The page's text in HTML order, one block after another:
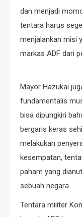
dan menjadi
tentara harus
menjalankan misi
markas ADF dari
Mayor Hazukai
fundamentalis
bisa dipungkiri
bergaris keras
melakukan
kesempatan,
paham yang
sebuah negara.
Tentara militer